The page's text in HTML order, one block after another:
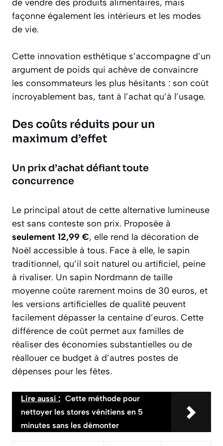
de vendre des produits alimentaires, mais
façonne également les intérieurs et les modes
de vie.
Cette innovation esthétique s’accompagne d’un
argument de poids qui achève de convaincre
les consommateurs les plus hésitants : son coût
incroyablement bas, tant à l’achat qu’à l’usage.
Des coûts réduits pour un
maximum d’effet
Un prix d’achat défiant toute
concurrence
Le principal atout de cette alternative lumineuse
est sans conteste son prix. Proposée à
seulement 12,99 €, elle rend la décoration de
Noël accessible à tous. Face à elle, le sapin
traditionnel, qu’il soit naturel ou artificiel, peine
à rivaliser. Un sapin Nordmann de taille
moyenne coûte rarement moins de 30 euros, et
les versions artificielles de qualité peuvent
facilement dépasser la centaine d’euros. Cette
différence de coût permet aux familles de
réaliser des économies substantielles ou de
réallouer ce budget à d’autres postes de
dépenses pour les fêtes.
Lire aussi : Cette méthode pour
nettoyer les stores vénitiens en 5
minutes sans les démonter